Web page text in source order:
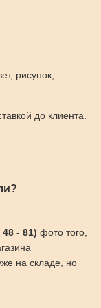
рисунок,
до клиента.
- 81) фото того,
на складе, но